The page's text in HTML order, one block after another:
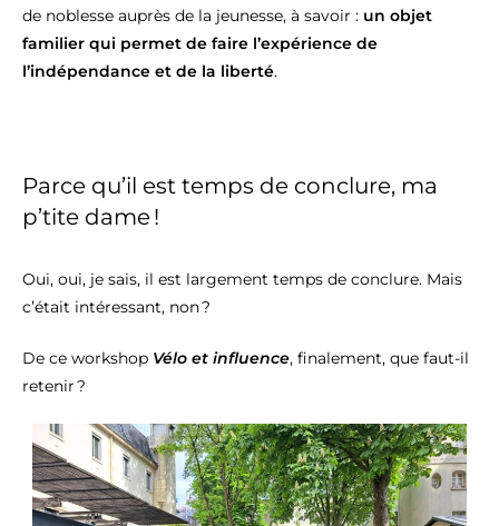
de noblesse auprès de la jeunesse, à savoir : un objet
familier qui permet de faire l’expérience de
l’indépendance et de la liberté.
Parce qu’il est temps de conclure, ma
p’tite dame !
Oui, oui, je sais, il est largement temps de conclure. Mais
c’était intéressant, non ?
De ce workshop Vélo et influence, finalement, que faut-il
retenir ?